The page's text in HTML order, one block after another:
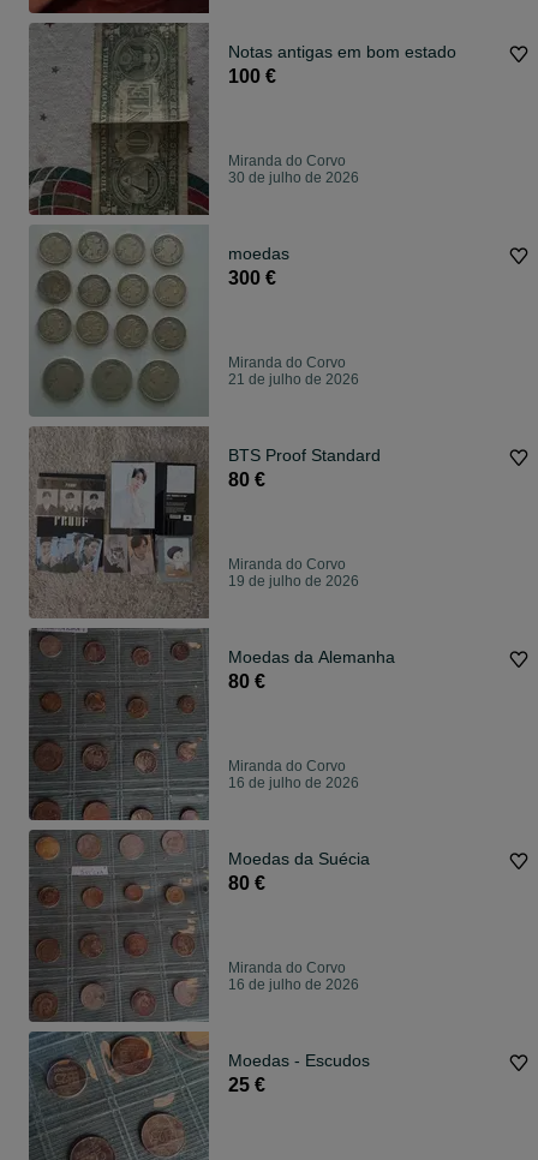
Notas antigas em bom estado
100 €
Miranda do Corvo
30 de julho de 2026
moedas
300 €
Miranda do Corvo
21 de julho de 2026
BTS Proof Standard
80 €
Miranda do Corvo
19 de julho de 2026
Moedas da Alemanha
80 €
Miranda do Corvo
16 de julho de 2026
Moedas da Suécia
80 €
Miranda do Corvo
16 de julho de 2026
Moedas - Escudos
25 €